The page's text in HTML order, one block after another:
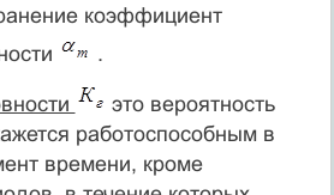
коэффициент
.
это вероятность
работоспособным в
времени, кроме